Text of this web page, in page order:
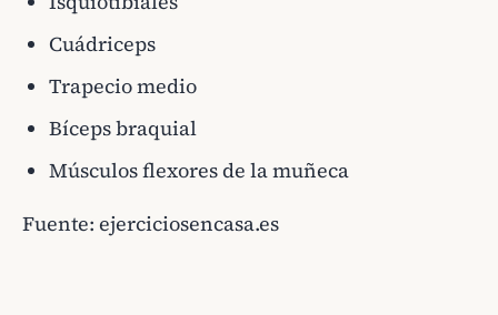
Cuádriceps
Trapecio medio
Bíceps braquial
Músculos flexores de la muñeca
Fuente: ejerciciosencasa.es